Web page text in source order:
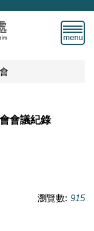
會議紀錄
瀏覽數: 915